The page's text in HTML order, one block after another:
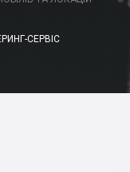
СЕРВІС